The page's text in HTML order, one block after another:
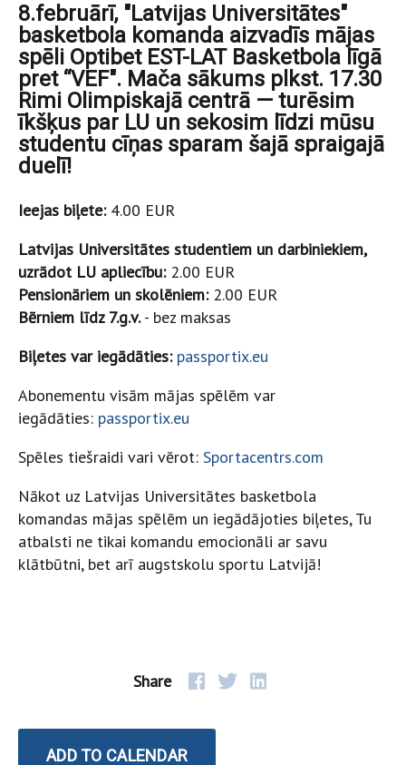
8.februārī, "Latvijas Universitātes"
basketbola komanda aizvadīs mājas
spēli Optibet EST-LAT Basketbola līgā
pret “VEF". Mača sākums plkst. 17.30
Rimi Olimpiskajā centrā — turēsim
īkšķus par LU un sekosim līdzi mūsu
studentu cīņas sparam šajā spraigajā
duelī!
Ieejas biļete:4.00 EUR
Latvijas Universitātes studentiem un darbiniekiem,
uzrādot LU apliecību:2.00 EUR
Pensionāriem un skolēniem:2.00 EUR
Bērniem līdz 7.g.v.- bez maksas
Biļetes var iegādāties: passportix.eu
Abonementu visām mājas spēlēm var
iegādāties: passportix.eu
Spēles tiešraidi vari vērot: Sportacentrs.com
Nākot uz Latvijas Universitātes basketbola
komandas mājas spēlēm un iegādājoties biļetes, Tu
atbalsti ne tikai komandu emocionāli ar savu
klātbūtni, bet arī augstskolu sportu Latvijā!
Share
ADD TO CALENDAR